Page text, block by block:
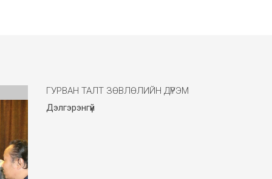
ГУРВАН ТАЛТ ЗӨВЛӨЛИЙН ДҮРЭМ
Дэлгэрэнгүй